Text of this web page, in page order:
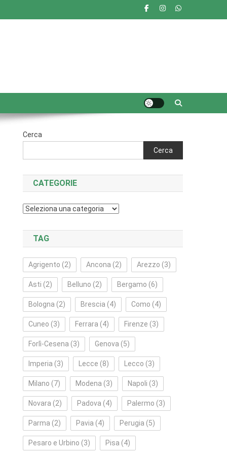
Cerca
Cerca
CATEGORIE
Categorie
TAG
Agrigento (2) Ancona (2) Arezzo (3)
Asti (2) Belluno (2) Bergamo (6)
Bologna (2) Brescia (4) Como (4)
Cuneo (3) Ferrara (4) Firenze (3)
Forlì‑Cesena (3) Genova (5)
Imperia (3) Lecce (8) Lecco (3)
Milano (7) Modena (3) Napoli (3)
Novara (2) Padova (4) Palermo (3)
Parma (2) Pavia (4) Perugia (5)
Pesaro e Urbino (3) Pisa (4)